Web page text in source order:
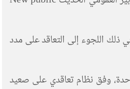
في ذلك اللجوء إلى التعاقد على مدد
أكاديمية على حدة، وفق نظام تعاقدي على صعيد